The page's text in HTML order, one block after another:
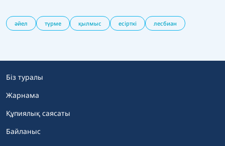
әйел түрме қылмыс есірткі лесбиан
Біз туралы
Жарнама
Құпиялық саясаты
Байланыс